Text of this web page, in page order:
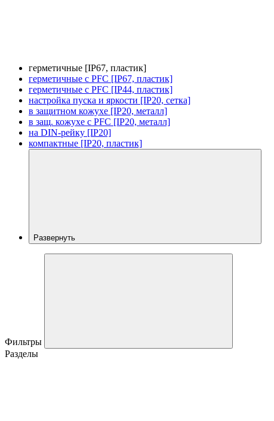
герметичные [IP67, пластик]
герметичные с PFC [IP67, пластик]
герметичные с PFC [IP44, пластик]
настройка пуска и яркости [IP20, сетка]
в защитном кожухе [IP20, металл]
в защ. кожухе с PFC [IP20, металл]
на DIN-рейку [IP20]
компактные [IP20, пластик]
Развернуть
Фильтры
Разделы